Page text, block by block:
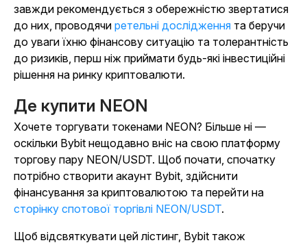
завжди рекомендується з обережністю звертатися
до них, проводячи ретельні дослідження та беручи
до уваги їхню фінансову ситуацію та толерантність
до ризиків, перш ніж приймати будь-які інвестиційні
рішення на ринку криптовалюти.
Де купити NEON
Хочете торгувати токенами NEON? Більше ні —
оскільки Bybit нещодавно вніс на свою платформу
торгову пару NEON/USDT. Щоб почати, спочатку
потрібно створити акаунт Bybit, здійснити
фінансування за криптовалютою та перейти на
сторінку спотової торгівлі NEON/USDT.
Щоб відсвяткувати цей лістинг, Bybit також